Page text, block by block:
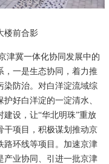
楼前合影
津冀一体化协同发展中的
，一是生态协同，着力推
染防治。对白洋淀流域综
好白洋淀的一淀清水、
设，让“华北明珠”重放
干项目，积极谋划推动京
路环线等项目。加速京津
产业协同、引进一批京津